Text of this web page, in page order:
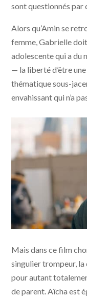
sont questionnés par
Alors qu’Amin se
femme, Gabrielle
adolescente qui a du
— la liberté d’être
thématique sous-
envahissant qui n’a
Mais dans ce film
singulier trompeur, la
pour autant
de parent. Aïcha est